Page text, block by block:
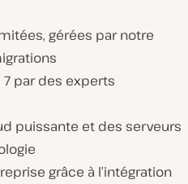
gérées par notre
par des experts
puissante et des serveurs
grâce à l’intégration